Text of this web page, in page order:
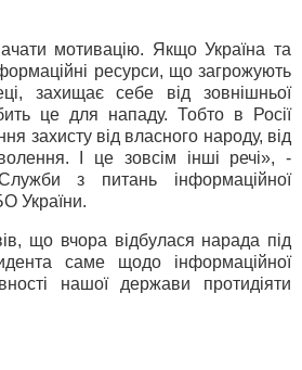
мотивацію. Якщо Україна та
ресурси, що загрожують
захищає себе від зовнішньої
це для нападу. Тобто в Росії
захисту від власного народу, від
І це зовсім інші речі», -
з питань інформаційної
України.
що вчора відбулася нарада під
саме щодо інформаційної
нашої держави протидіяти